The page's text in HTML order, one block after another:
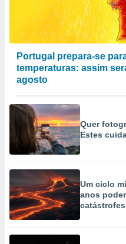
Portugal prepara-se
temperaturas: assim
agosto
Quer
Estes
Um ciclo
anos